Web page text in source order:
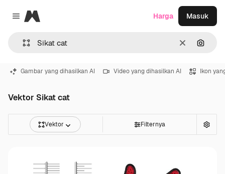
Close menu
Magnific
Jernih
Harga Masuk
Gambar yang dihasilkan AI Video yang dihasilkan AI Ikon
Vektor Sikat cat
Vektor Filternya